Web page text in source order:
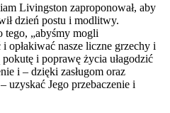
Livingston zaproponował, aby
dzień postu i modlitwy.
tego, „abyśmy mogli
opłakiwać nasze liczne grzechy i
i poprawę życia ułagodzić
i – dzięki zasługom oraz
uzyskać Jego przebaczenie i